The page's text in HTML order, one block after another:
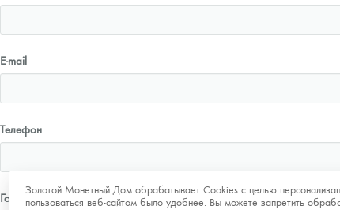
Золотой Монетный Дом обрабатывает Cookies с целью
пользоваться веб-сайтом было удобнее. Вы можете запретить
E-mail
Телефон
Город